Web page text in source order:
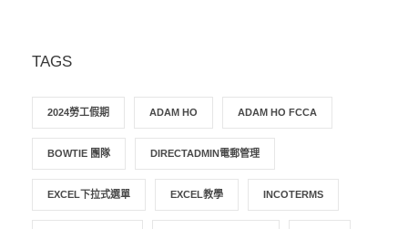
TAGS
2024勞工假期 ADAM HO ADAM HO FCCA
BOWTIE 團隊 DIRECTADMIN電郵管理
EXCEL下拉式選單 EXCEL教學 INCOTERMS